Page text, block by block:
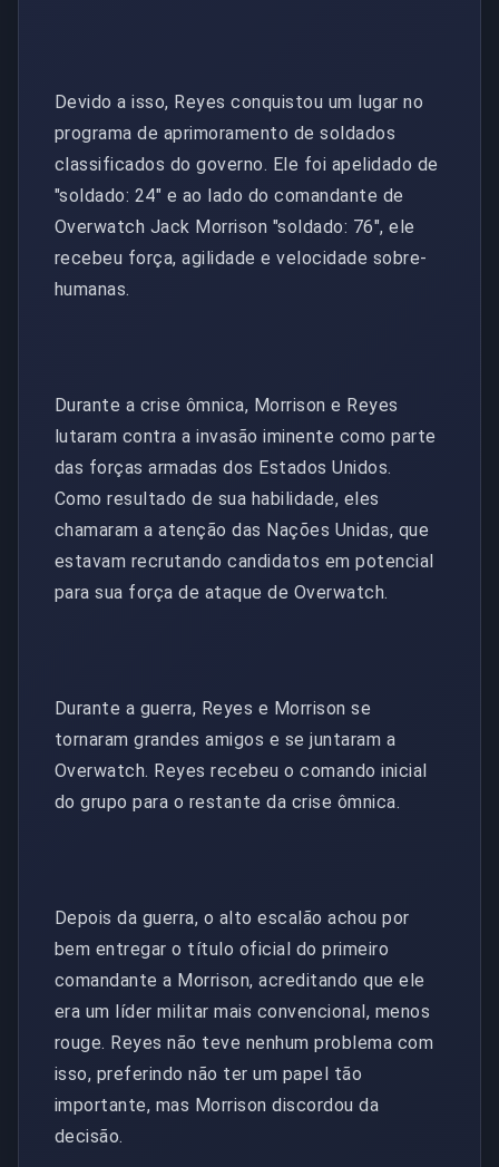
Devido a isso, Reyes conquistou um lugar no
programa de aprimoramento de soldados
classificados do governo. Ele foi apelidado de
"soldado: 24" e ao lado do comandante de
Overwatch Jack Morrison "soldado: 76", ele
recebeu força, agilidade e velocidade sobre-
humanas.
Durante a crise ômnica, Morrison e Reyes
lutaram contra a invasão iminente como parte
das forças armadas dos Estados Unidos.
Como resultado de sua habilidade, eles
chamaram a atenção das Nações Unidas, que
estavam recrutando candidatos em potencial
para sua força de ataque de Overwatch.
Durante a guerra, Reyes e Morrison se
tornaram grandes amigos e se juntaram a
Overwatch. Reyes recebeu o comando inicial
do grupo para o restante da crise ômnica.
Depois da guerra, o alto escalão achou por
bem entregar o título oficial do primeiro
comandante a Morrison, acreditando que ele
era um líder militar mais convencional, menos
rouge. Reyes não teve nenhum problema com
isso, preferindo não ter um papel tão
importante, mas Morrison discordou da
decisão.